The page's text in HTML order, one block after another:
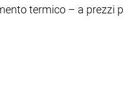
termico – a prezzi